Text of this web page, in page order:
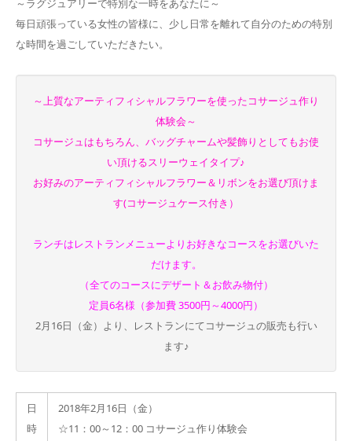
～ラグジュアリーで特別な一時をあなたに～
毎日頑張っている女性の皆様に、少し日常を離れて自分のための特別
な時間を過ごしていただきたい。
～上質なアーティフィシャルフラワーを使ったコサージュ作り
体験会～
コサージュはもちろん、バッグチャームや髪飾りとしてもお使
い頂けるスリーウェイタイプ♪
お好みのアーティフィシャルフラワー＆リボンをお選び頂けま
す(コサージュケース付き）
ランチはレストランメニューよりお好きなコースをお選びいた
だけます。
（全てのコースにデザート＆お飲み物付）
定員6名様（参加費 3500円～4000円）
2月16日（金）より、レストランにてコサージュの販売も行い
ます♪
日
時
2018年2月16日（金）
☆11：00～12：00 コサージュ作り体験会